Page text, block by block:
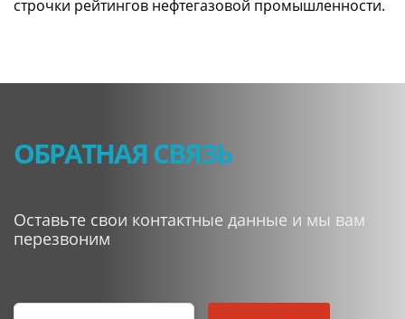
строчки рейтингов нефтегазовой промышленности.
ОБРАТНАЯ СВЯЗЬ
Оставьте свои контактные данные и мы вам
перезвоним